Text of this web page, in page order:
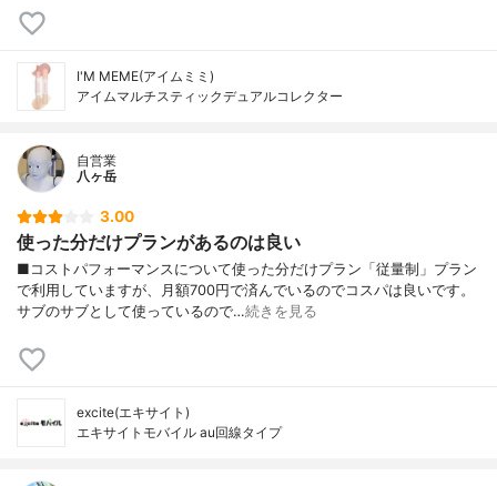
I'M MEME(アイムミミ)
アイムマルチスティックデュアルコレクター
自営業
八ヶ岳
3.00
使った分だけプランがあるのは良い
■コストパフォーマンスについて使った分だけプラン「従量制」プラン
で利用していますが、月額700円で済んでいるのでコスパは良いです。
サブのサブとして使っているので…続きを見る
excite(エキサイト)
エキサイトモバイル au回線タイプ